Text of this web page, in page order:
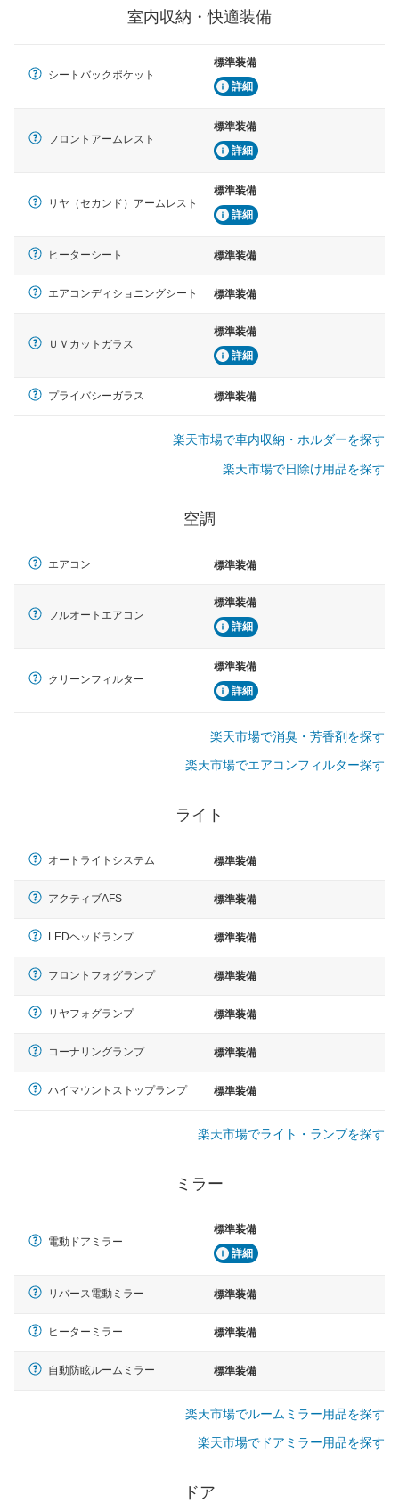
室内収納・快適装備
シートバックポケット
標準装備
詳細
フロントアームレスト
標準装備
詳細
リヤ（セカンド）アームレスト
標準装備
詳細
ヒーターシート 標準装備
エアコンディショニングシート 標準装備
ＵＶカットガラス
標準装備
詳細
プライバシーガラス 標準装備
楽天市場で車内収納・ホルダーを探す
楽天市場で日除け用品を探す
空調
エアコン 標準装備
フルオートエアコン
標準装備
詳細
クリーンフィルター
標準装備
詳細
楽天市場で消臭・芳香剤を探す
楽天市場でエアコンフィルター探す
ライト
オートライトシステム 標準装備
アクティブAFS 標準装備
LEDヘッドランプ 標準装備
フロントフォグランプ 標準装備
リヤフォグランプ 標準装備
コーナリングランプ 標準装備
ハイマウントストップランプ 標準装備
楽天市場でライト・ランプを探す
ミラー
電動ドアミラー
標準装備
詳細
リバース電動ミラー 標準装備
ヒーターミラー 標準装備
自動防眩ルームミラー 標準装備
楽天市場でルームミラー用品を探す
楽天市場でドアミラー用品を探す
ドア